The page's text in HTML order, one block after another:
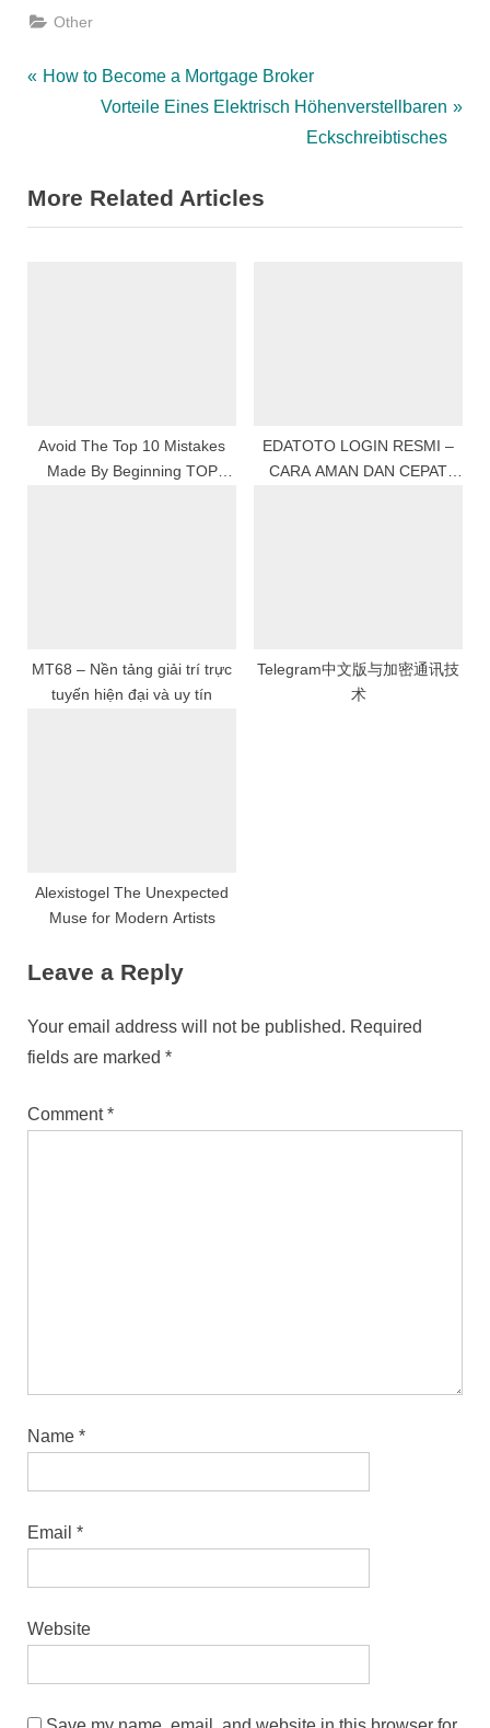
Other
Post
P
i
o
:
How to Become a Mortgage Broker
N
t
P
Vorteile Eines Elektrisch Höhenverstellbaren
Eckschreibtisches
More Related Articles
Avoid The Top 10 Mistakes
Made By Beginning TOP
EDATOTO LOGIN RESMI –
CARA AMAN DAN CEPAT
MT68 – Nền tảng giải trí trực
tuyến hiện đại và uy tín
Telegram中文版与加密通讯技
术
Alexistogel The Unexpected
Muse for Modern Artists
Leave a Reply
Your email address will not be published. Required
fields are marked *
Comment*
Name *
Email *
Website